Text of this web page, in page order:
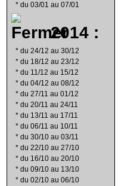
* du 03/01 au 07/01
2014 :
* du 24/12 au 30/12
* du 18/12 au 23/12
* du 11/12 au 15/12
* du 04/12 au 08/12
* du 27/11 au 01/12
* du 20/11 au 24/11
* du 13/11 au 17/11
* du 06/11 au 10/11
* du 30/10 au 03/11
* du 22/10 au 27/10
* du 16/10 au 20/10
* du 09/10 au 13/10
* du 02/10 au 06/10